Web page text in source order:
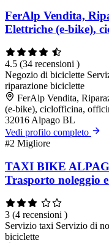
FerAlp Vendita,
Elettriche (e-bike),
4.5 (34 recensioni )
Negozio di biciclette
riparazione biciclette
FerAlp Vendita,
(e-bike), ciclofficina,
32016 Alpago BL
Vedi profilo completo
#2 Migliore
TAXI BIKE
Trasporto noleggio
3 (4 recensioni )
Servizio taxi Servizio di
biciclette